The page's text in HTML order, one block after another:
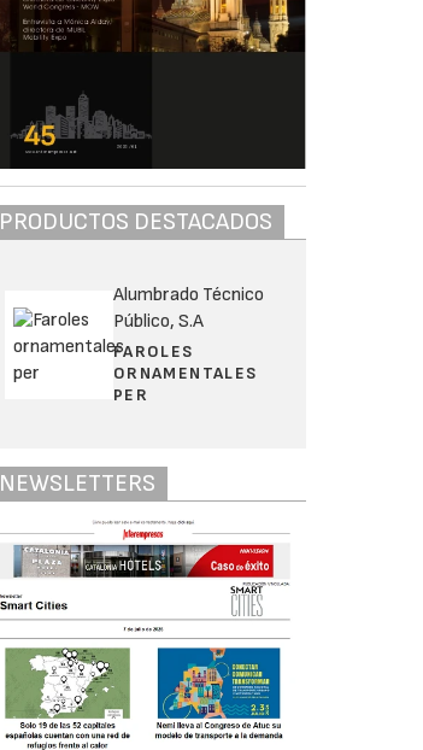
PRODUCTOS DESTACADOS
Alumbrado Técnico
Público, S.A
FAROLES
ORNAMENTALES
PER
NEWSLETTERS